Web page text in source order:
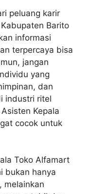
peluang karir
Barito
informasi
terpercaya bisa
jangan
yang
dan
industri ritel
Kepala
cocok untuk
Toko Alfamart
bukan hanya
melainkan